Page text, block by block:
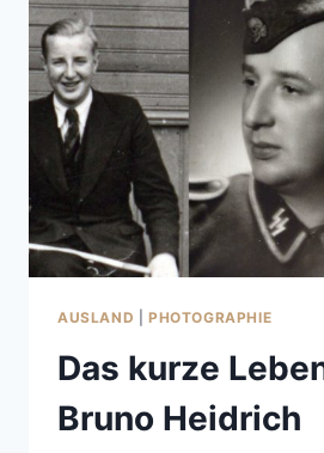
AUSLAND PHOTOGRAPHIE
Das kurze
Bruno Heidrich